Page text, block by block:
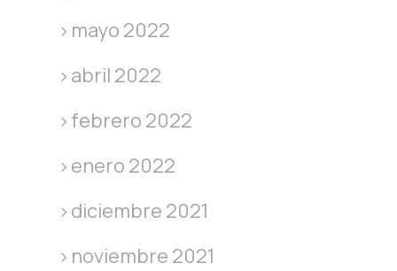
mayo 2022
abril 2022
febrero 2022
enero 2022
diciembre 2021
noviembre 2021